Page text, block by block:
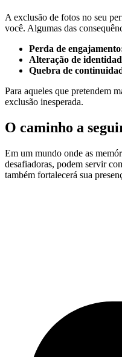
A exclusão de fotos ⁢no ⁣seu
‌você.‍ Algumas das
Perda de
Alteração de⁣
Quebra de
Para aqueles que ⁢pretendem
‌exclusão inesperada.
O caminho a
Em um mundo onde as
desafiadoras, podem‌ servir
também fortalecerá sua